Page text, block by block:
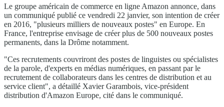
Le groupe américain de commerce en ligne Amazon annonce, dans
un communiqué publié ce vendredi 22 janvier, son intention de créer
en 2016, "plusieurs milliers de nouveaux postes" en Europe. En
France, l'entreprise envisage de créer plus de 500 nouveaux postes
permanents, dans la Drôme notamment.
"Ces recrutements couvriront des postes de linguistes ou spécialistes
de la parole, d'experts en médias numériques, en passant par le
recrutement de collaborateurs dans les centres de distribution et au
service client", a détaillé Xavier Garambois, vice-président
distribution d'Amazon Europe, cité dans le communiqué.